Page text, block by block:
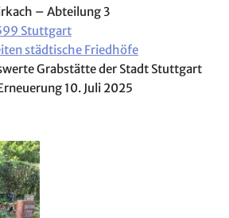
– Abteilung 3
Stuttgart
städtische Friedhöfe
Grabstätte der Stadt Stuttgart
10. Juli 2025